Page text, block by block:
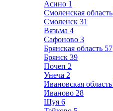
Асино 1
Смоленская область
Смоленск 31
Вязьма 4
Сафоново 3
Брянская область 57
Брянск 39
Почеп 2
Унеча 2
Ивановская область
Иваново 28
Шуя 6